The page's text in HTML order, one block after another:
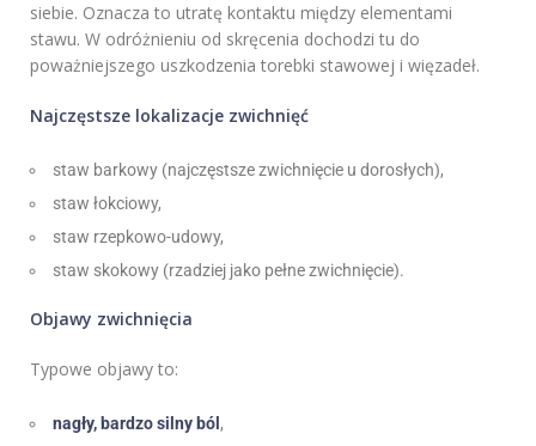
siebie. Oznacza to utratę kontaktu między elementami
stawu. W odróżnieniu od skręcenia dochodzi tu do
poważniejszego uszkodzenia torebki stawowej i więzadeł.
Najczęstsze lokalizacje zwichnięć
staw barkowy (najczęstsze zwichnięcie u dorosłych),
staw łokciowy,
staw rzepkowo-udowy,
staw skokowy (rzadziej jako pełne zwichnięcie).
Objawy zwichnięcia
Typowe objawy to:
nagły, bardzo silny ból ,